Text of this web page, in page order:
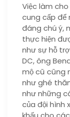
Việc làm
cung cấp để
đáng chú ý,
thực hiện
như sự hỗ
DC, ông
mộ cũ cũng
như ghé
như những
của đội hình